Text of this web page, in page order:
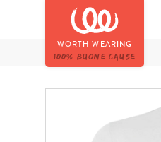
WORTH WEARING
100% BUONE CAUSE